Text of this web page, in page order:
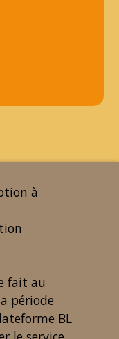
à
fait au
période
BL